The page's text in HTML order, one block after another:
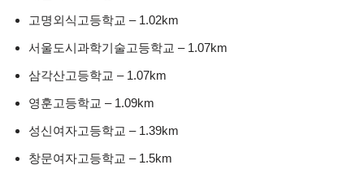
고명외식고등학교 – 1.02km
서울도시과학기술고등학교 – 1.07km
삼각산고등학교 – 1.07km
영훈고등학교 – 1.09km
성신여자고등학교 – 1.39km
창문여자고등학교 – 1.5km